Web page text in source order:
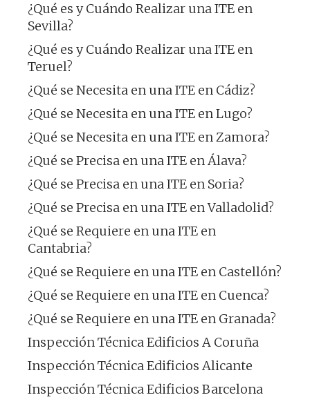
¿Qué es y Cuándo Realizar una ITE en
Sevilla?
¿Qué es y Cuándo Realizar una ITE en
Teruel?
¿Qué se Necesita en una ITE en Cádiz?
¿Qué se Necesita en una ITE en Lugo?
¿Qué se Necesita en una ITE en Zamora?
¿Qué se Precisa en una ITE en Álava?
¿Qué se Precisa en una ITE en Soria?
¿Qué se Precisa en una ITE en Valladolid?
¿Qué se Requiere en una ITE en
Cantabria?
¿Qué se Requiere en una ITE en Castellón?
¿Qué se Requiere en una ITE en Cuenca?
¿Qué se Requiere en una ITE en Granada?
Inspección Técnica Edificios A Coruña
Inspección Técnica Edificios Alicante
Inspección Técnica Edificios Barcelona